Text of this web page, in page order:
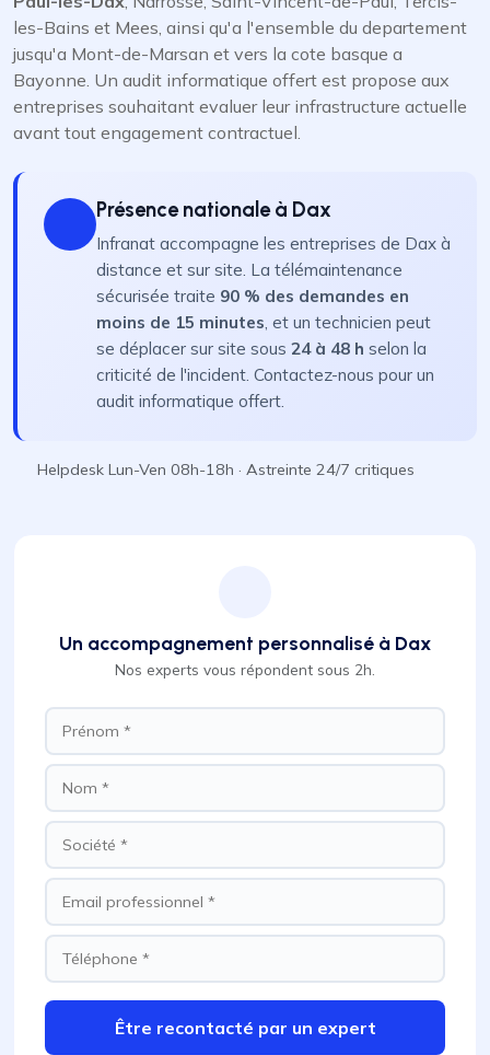
les-Bains et Mees, ainsi qu'a l'ensemble du departement
jusqu'a Mont-de-Marsan et vers la cote basque a
Bayonne. Un audit informatique offert est propose aux
entreprises souhaitant evaluer leur infrastructure actuelle
avant tout engagement contractuel.
Présence nationale à Dax
Infranat accompagne les entreprises de Dax à
distance et sur site. La télémaintenance
sécurisée traite 90 % des demandes en
moins de 15 minutes, et un technicien peut
se déplacer sur site sous 24 à 48 h selon la
criticité de l'incident. Contactez-nous pour un
audit informatique offert.
Helpdesk Lun-Ven 08h-18h · Astreinte 24/7 critiques
Un accompagnement personnalisé à Dax
Nos experts vous répondent sous 2h.
Être recontacté par un expert